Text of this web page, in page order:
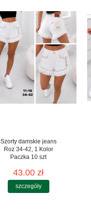
Szorty damskie jeans
Roz 34-42, 1 Kolor
Paczka 10 szt
43.00 zł
szczegóły